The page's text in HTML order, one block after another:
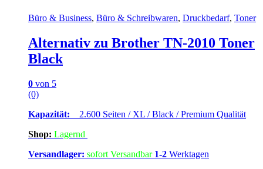
Büro & Business, Büro & Schreibwaren, Druckbedarf, Toner
Alternativ zu Brother TN-2010 Toner
Black
0 von 5
(0)
Kapazität: 2.600 Seiten / XL / Black / Premium Qualität
Shop: Lagernd
Versandlager: sofort Versandbar 1-2 Werktagen